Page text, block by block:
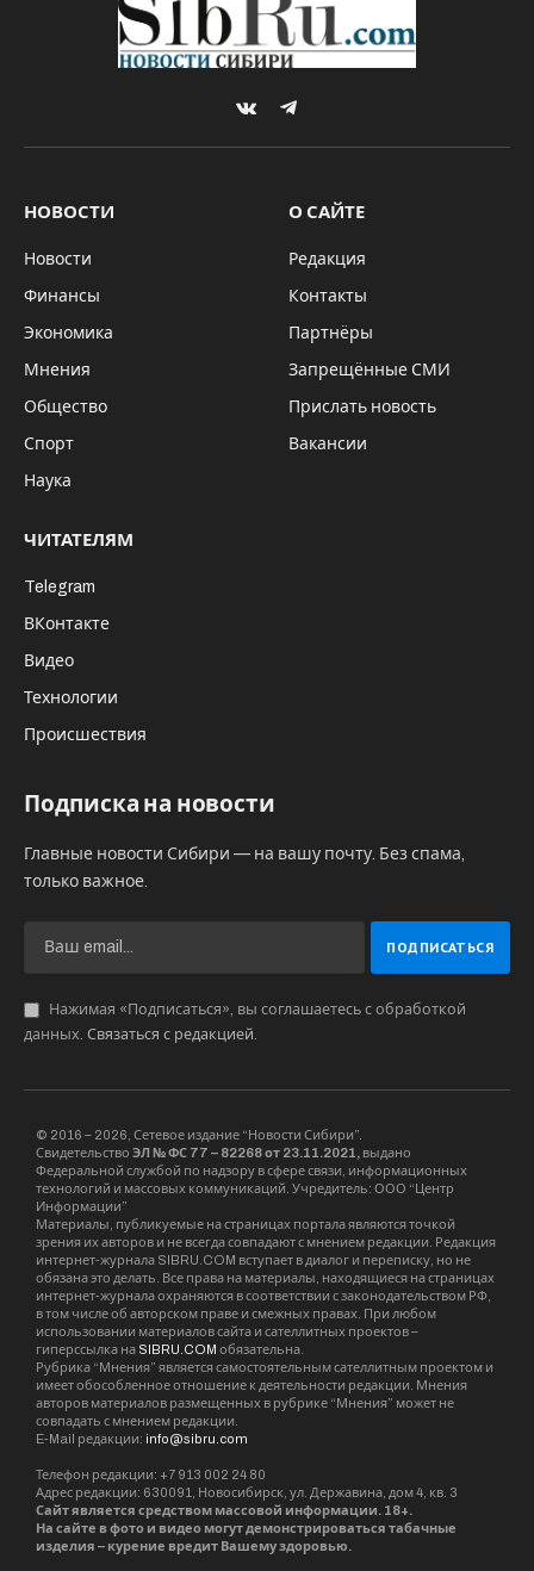
VKontakteTelegram
НОВОСТИ
Новости
Финансы
Экономика
Мнения
Общество
Спорт
Наука
О САЙТЕ
Редакция
Контакты
Партнёры
Запрещённые СМИ
Прислать новость
Вакансии
ЧИТАТЕЛЯМ
Telegram
ВКонтакте
Видео
Технологии
Происшествия
Подписка на новости
Главные новости Сибири — на вашу почту. Без спама,
только важное.
Нажимая «Подписаться», вы соглашаетесь с обработкой
данных. Связаться с редакцией
© 2016 – 2026, Сетевое издание “Новости Сибири”.
Свидетельство ЭЛ № ФС 77 – 82268 от 23.11.2021, выдано
Федеральной службой по надзору в сфере связи, информационных
технологий и массовых коммуникаций. Учредитель: ООО “Центр
Информации”
Материалы, публикуемые на страницах портала являются точкой
зрения их авторов и не всегда совпадают с мнением редакции. Редакция
интернет-журнала SIBRU.COM вступает в диалог и переписку, но не
обязана это делать. Все права на материалы, находящиеся на страницах
интернет-журнала охраняются в соответствии с законодательством РФ,
в том числе об авторском праве и смежных правах. При любом
использовании материалов сайта и сателлитных проектов –
гиперссылка на SIBRU.COM обязательна.
Рубрика “Мнения” является самостоятельным сателлитным проектом и
имеет обособленное отношение к деятельности редакции. Мнения
авторов материалов размещенных в рубрике “Мнения” может не
совпадать с мнением редакции.
E-Mail редакции: info@sibru.com
Телефон редакции: +7 913 002 24 80
Адрес редакции: 630091, Новосибирск, ул. Державина, дом 4, кв. 3
Сайт является средством массовой информации. 18+.
На сайте в фото и видео могут демонстрироваться табачные
изделия – курение вредит Вашему здоровью.